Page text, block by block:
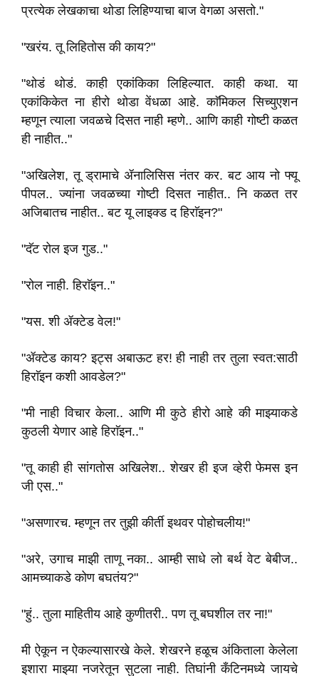
प्रत्येक लेखकाचा थोडा लिहिण्याचा बाज वेगळा असतो."
"खरंय. तू लिहितोस की काय?"
"थोडं थोडं. काही एकांकिका लिहिल्यात. काही कथा. या
एकांकिकेत ना हीरो थोडा वेंधळा आहे. काॅमिकल सिच्युएशन
म्हणून त्याला जवळचे दिसत नाही म्हणे.. आणि काही गोष्टी कळत
ही नाहीत.."
"अखिलेश, तू ड्रामाचे ॲनालिसिस नंतर कर. बट आय नो फ्यू
पीपल.. ज्यांना जवळच्या गोष्टी दिसत नाहीत.. नि कळत तर
अजिबातच नाहीत.. बट यू लाइक्ड द हिराॅइन?"
"दॅट रोल इज गुड.."
"रोल नाही. हिराॅइन.."
"यस. शी ॲक्टेड वेल!"
"ॲक्टेड काय? इट्स अबाऊट हर! ही नाही तर तुला स्वत:साठी
हिराॅइन कशी आवडेल?"
"मी नाही विचार केला.. आणि मी कुठे हीरो आहे की माझ्याकडे
कुठली येणार आहे हिराॅइन.."
"तू काही ही सांगतोस अखिलेश.. शेखर ही इज व्हेरी फेमस इन
जी एस.."
"असणारच. म्हणून तर तुझी कीर्ती इथवर पोहोचलीय!"
"अरे, उगाच माझी ताणू नका.. आम्ही साधे लो बर्थ वेट बेबीज..
आमच्याकडे कोण बघतंय?"
"हुं.. तुला माहितीय आहे कुणीतरी.. पण तू बघशील तर ना!"
मी ऐकून न ऐकल्यासारखे केले. शेखरने हळूच अंकिताला केलेला
इशारा माझ्या नजरेतून सुटला नाही. तिघांनी कँटिनमध्ये जायचे